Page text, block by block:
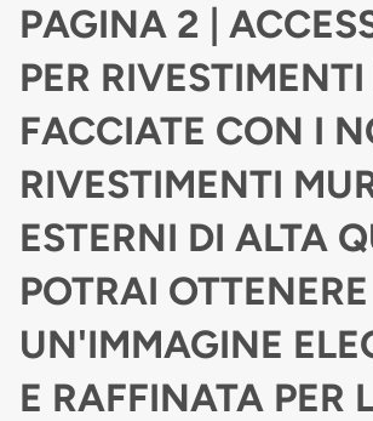
PAGINA 2 |
PER RIVESTIMENTI
FACCIATE CON I
RIVESTIMENTI
ESTERNI DI ALTA
POTRAI OTTENERE
UN'IMMAGINE
E RAFFINATA PER